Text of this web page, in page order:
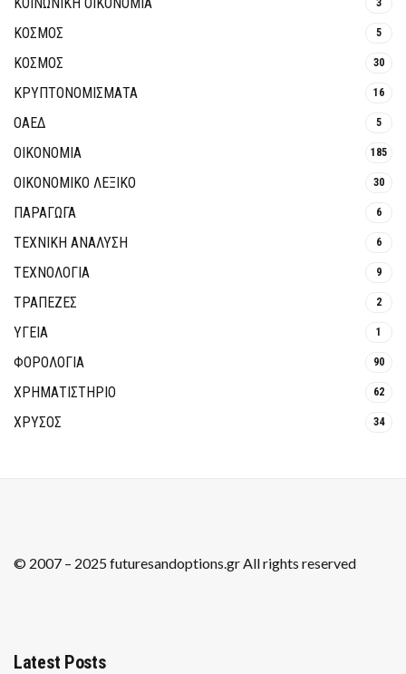
ΚΟΣΜΟΣ 5
ΚΟΣΜΟΣ 30
ΚΡΥΠΤΟΝΟΜΊΣΜΑΤΑ 16
ΟΑΕΔ 5
ΟΙΚΟΝΟΜΙΑ 185
ΟΙΚΟΝΟΜΙΚΟ ΛΕΞΙΚΟ 30
ΠΑΡΑΓΩΓΑ 6
ΤΕΧΝΙΚΗ ΑΝΑΛΥΣΗ 6
ΤΕΧΝΟΛΟΓΙΑ 9
ΤΡΆΠΕΖΕΣ 2
ΥΓΕΙΑ 1
ΦΟΡΟΛΟΓΙΑ 90
ΧΡΗΜΑΤΙΣΤΗΡΙΟ 62
ΧΡΥΣΟΣ 34
© 2007 – 2025 futuresandoptions.gr All rights reserved
Latest Posts